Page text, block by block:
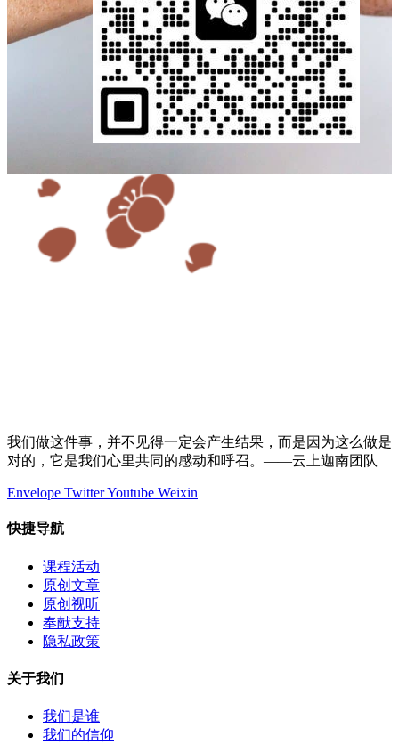
我们做这件事，并不见得一定会产生结果，而是因为这么做是
对的，它是我们心里共同的感动和呼召。——云上迦南团队
Envelope TwitterYoutube Weixin
快捷导航
课程活动
原创文章
原创视听
奉献支持
隐私政策
关于我们
我们是谁
我们的信仰